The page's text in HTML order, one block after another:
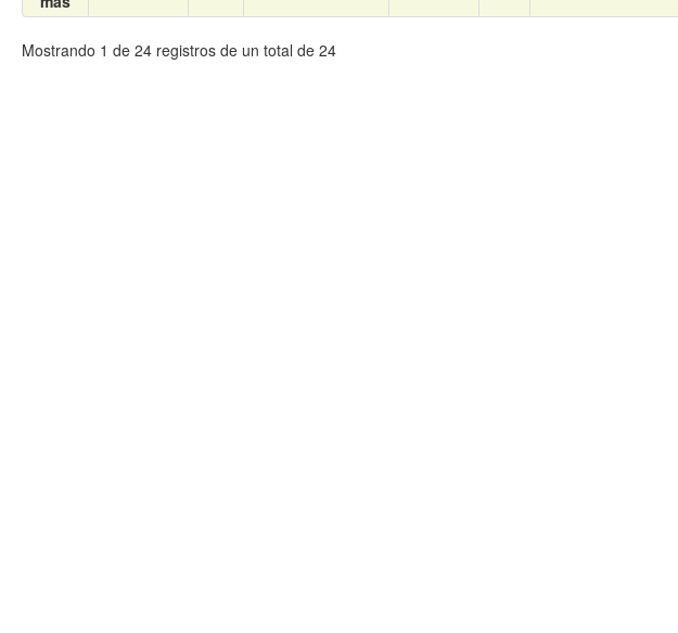
Mostrando 1 de 24 registros de un total de 24